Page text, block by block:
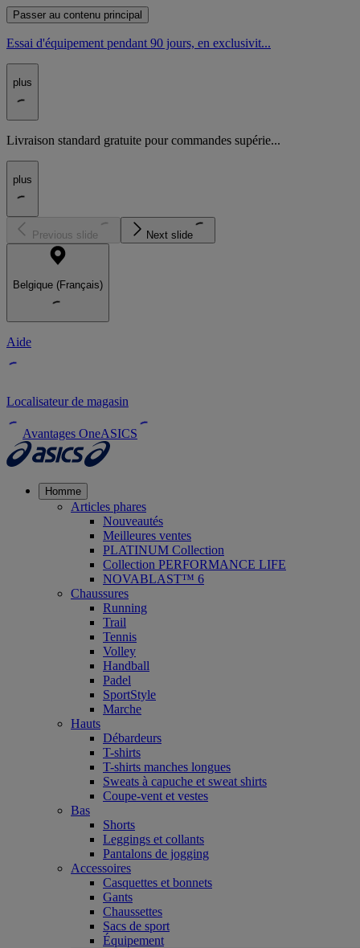
Passer au contenu principal
Essai d'équipement pendant 90 jours, en exclusivit...
plus
Livraison standard gratuite pour commandes supérie...
plus
Previous slide Next slide
Belgique (Français)
Aide
Localisateur de magasin
Avantages OneASICS
Homme
Articles phares
Nouveautés
Meilleures ventes
PLATINUM Collection
Collection PERFORMANCE LIFE
NOVABLAST™ 6
Chaussures
Running
Trail
Tennis
Volley
Handball
Padel
SportStyle
Marche
Hauts
Débardeurs
T-shirts
T-shirts manches longues
Sweats à capuche et sweat shirts
Coupe-vent et vestes
Bas
Shorts
Leggings et collants
Pantalons de jogging
Accessoires
Casquettes et bonnets
Gants
Chaussettes
Sacs de sport
Équipement